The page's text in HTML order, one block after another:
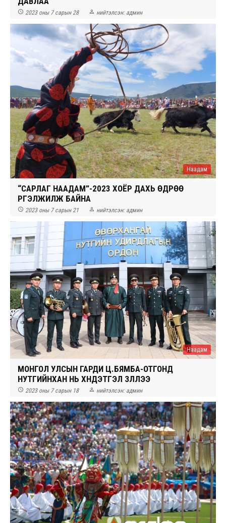
 2023 оны 7 сарын 28  нийтэлсэн: админ
Наадам
“САРЛАГ НААДАМ”-2023 ХОЁР ДАХЬ ӨДРӨӨ
ҮРГЭЛЖИЛЖ БАЙНА
 2023 оны 7 сарын 21  нийтэлсэн: админ
Наадам
МОНГОЛ УЛСЫН ГАРДИ Ц.БЯМБА-ОТГОНД
НУТГИЙНХАН НЬ ХҮНДЭТГЭЛ ҮЗҮҮЛЛЭЭ
 2023 оны 7 сарын 18  нийтэлсэн: админ